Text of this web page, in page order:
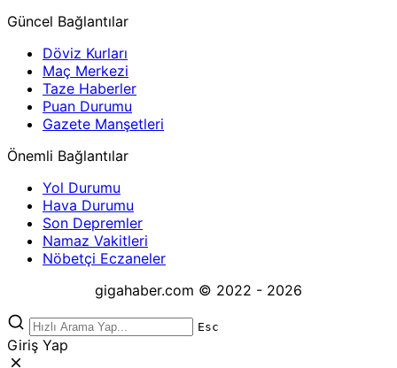
Güncel Bağlantılar
Döviz Kurları
Maç Merkezi
Taze Haberler
Puan Durumu
Gazete Manşetleri
Önemli Bağlantılar
Yol Durumu
Hava Durumu
Son Depremler
Namaz Vakitleri
Nöbetçi Eczaneler
gigahaber.com © 2022 - 2026
Esc
Giriş Yap